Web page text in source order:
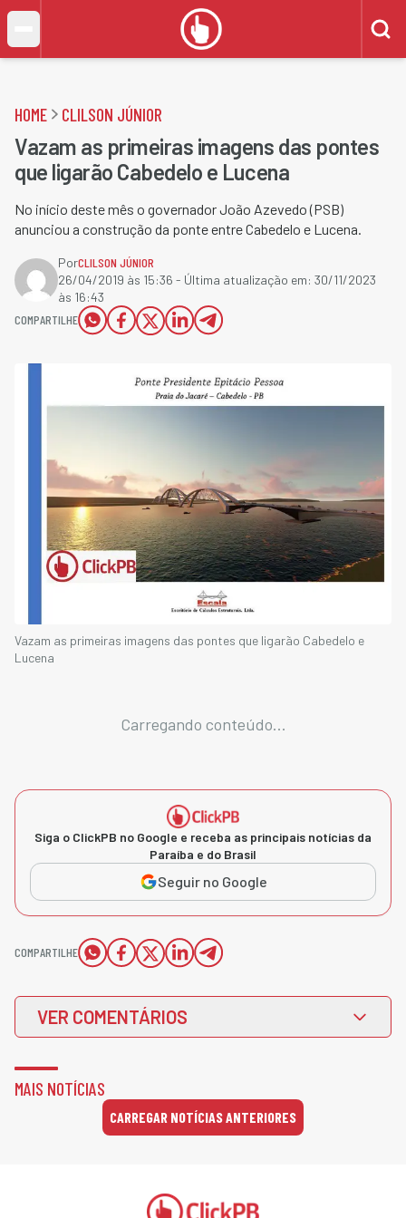
HOME CLILSON JÚNIOR
Vazam as primeiras imagens das pontes
que ligarão Cabedelo e Lucena
No início deste mês o governador João Azevedo (PSB)
anunciou a construção da ponte entre Cabedelo e Lucena.
PorCLILSON JÚNIOR
26/04/2019 às 15:36 - Última atualização em: 30/11/2023
às 16:43
COMPARTILHE
Vazam as primeiras imagens das pontes que ligarão Cabedelo e
Lucena
Carregando conteúdo...
Siga o ClickPB no Google e receba as principais notícias da
Paraíba e do Brasil
Seguir no Google
COMPARTILHE
VER COMENTÁRIOS
MAIS NOTÍCIAS
CARREGAR NOTÍCIAS ANTERIORES